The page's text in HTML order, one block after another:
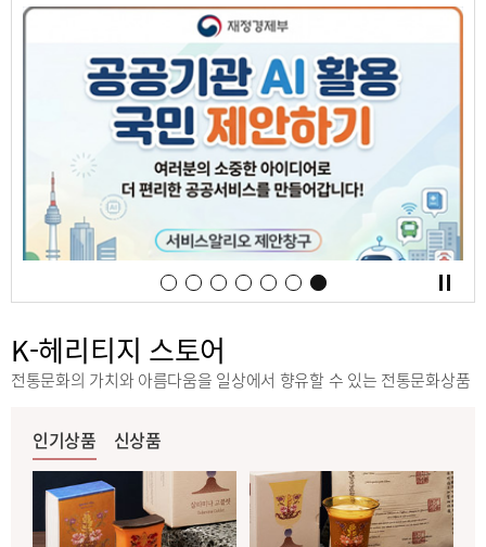
K-헤리티지 스토어
전통문화의 가치와 아름다움을 일상에서 향유할 수 있는 전통문화상품
인기상품 신상품